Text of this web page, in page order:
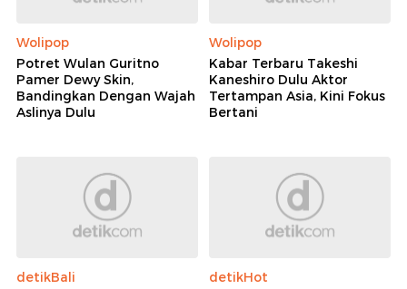
Wolipop
Potret Wulan Guritno
Pamer Dewy Skin,
Bandingkan Dengan Wajah
Aslinya Dulu
Wolipop
Kabar Terbaru Takeshi
Kaneshiro Dulu Aktor
Tertampan Asia, Kini Fokus
Bertani
detikBali
detikHot